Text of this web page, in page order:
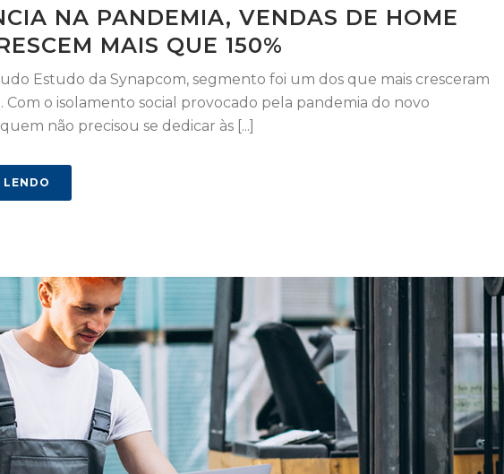
NA PANDEMIA, VENDAS DE HOME
MAIS QUE 150%
Estudo da Synapcom, segmento foi um dos que mais cresceram
Com o isolamento social provocado pela pandemia do novo
não precisou se dedicar às [...]